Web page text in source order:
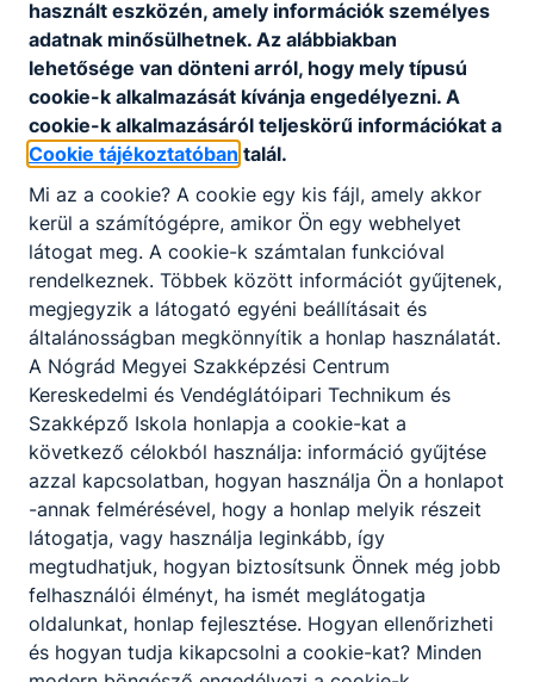
Azoknak a kreatív fiataloknak ajánljuk, akik
szeretnek alkotni. Folyamatos fejlődésre és
változatos munkára vágynak. A jó szakács
egyénisége felismerhető az általa készített
ételben.
KOMPETENCIAELVÁRÁS
Remek ízérzék, nagy terhelhetőség, jó stressztűrő
képesség, kiváló kommunikációs készség, a
szakma és a kollégák iránt tanúsított alázat,
problémamegoldó képesség, kreativitás,
együttműködő képesség.
A SZAKKÉPZETTSÉGGEL RENDELKEZŐ
a vezetőszakács utasításait követve ételt
készít, tálal, díszít a szakmaiság, a
praktikusság és az esztétikusság
figyelembevételével;
előkészítő, elkészítő és befejező
műveleteket hajt végre;
árut rendel, árut vesz át, árut raktároz
használt eszközén, amely információk személyes
adatnak minősülhetnek. Az alábbiakban
lehetősége van dönteni arról, hogy mely típusú
cookie-k alkalmazását kívánja engedélyezni. A
cookie-k alkalmazásáról teljeskörű információkat a
Cookie tájékoztatóban talál.
Mi az a cookie? A cookie egy kis fájl, amely akkor
kerül a számítógépre, amikor Ön egy webhelyet
látogat meg. A cookie-k számtalan funkcióval
rendelkeznek. Többek között információt gyűjtenek,
megjegyzik a látogató egyéni beállításait és
általánosságban megkönnyítik a honlap használatát.
A Nógrád Megyei Szakképzési Centrum
Kereskedelmi és Vendéglátóipari Technikum és
Szakképző Iskola honlapja a cookie-kat a
következő célokból használja: információ gyűjtése
azzal kapcsolatban, hogyan használja Ön a honlapot
-annak felmérésével, hogy a honlap melyik részeit
látogatja, vagy használja leginkább, így
megtudhatjuk, hogyan biztosítsunk Önnek még jobb
felhasználói élményt, ha ismét meglátogatja
oldalunkat, honlap fejlesztése. Hogyan ellenőrizheti
és hogyan tudja kikapcsolni a cookie-kat? Minden